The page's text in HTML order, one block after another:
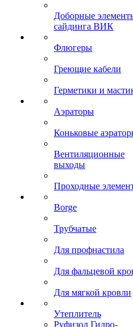
Доборные
сайдинга ВИК
Флюгеры
Греющие кабели
Герметики и
Аэраторы
Коньковые
Вентиляционные
выходы
Проходные
Borge
Трубчатые
Для профнастила
Для фальцевой
Для мягкой кровли
Утеплитель
Руфизол Гидро-